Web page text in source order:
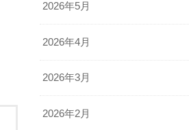
2026年5月
2026年4月
2026年3月
2026年2月